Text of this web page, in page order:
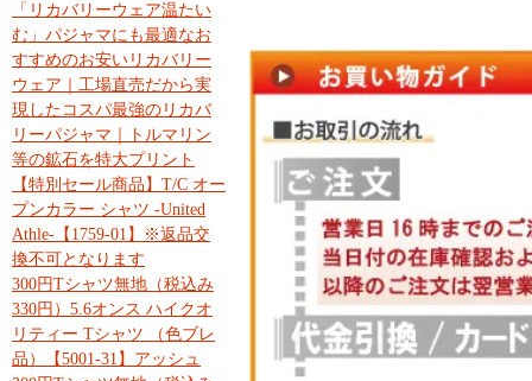
「リカバリーウェア温たい
む」パジャマにも最適なお
すすめのお安いリカバリー
ウェア｜工場直売だから実
現したコスパ最強のリカバ
リーパジャマ｜トルマリン
等の鉱石を特大プリント
【特別セール商品】T/C オー
プンカラー シャツ -United
Athle-【1759-01】※返品交
換不可となります
300円Tシャツ無地（税込み
330円）5.6オンス ハイクオ
リティー Tシャツ （色ブレ
品）【5001-31】アッシュ